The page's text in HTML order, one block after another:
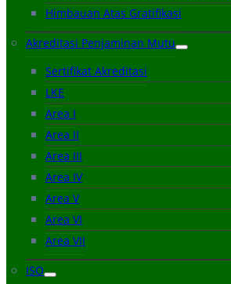
Himbauan Atas Gratifikasi
Akreditasi Penjaminan Mutu
Sertifikat Akreditasi
LKE
Area I
Area II
Area III
Area IV
Area V
Area VI
Area VII
ISO